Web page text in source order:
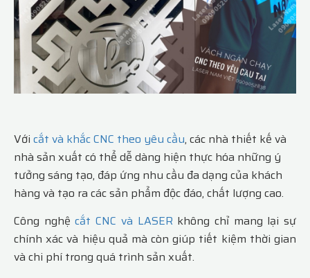
Với cắt và khắc CNC theo yêu cầu, các nhà thiết kế và
nhà sản xuất có thể dễ dàng hiện thực hóa những ý
tưởng sáng tạo, đáp ứng nhu cầu đa dạng của khách
hàng và tạo ra các sản phẩm độc đáo, chất lượng cao.
Công nghệcắt CNC và LASER không chỉ mang lại sự
chính xác và hiệu quả mà còn giúp tiết kiệm thời gian
và chi phí trong quá trình sản xuất.